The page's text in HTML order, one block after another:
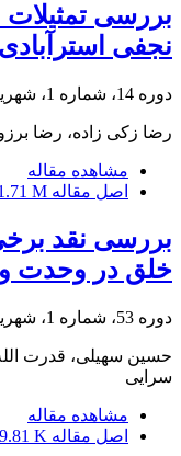
بررسی
نجفی استرآبادی
دوره 14، شماره 1، شهریور 1403، صفحه
رضا زکی زاده، رضا
مشاهده مقاله
اصل مقاله M
بررسی نقد
خلق در وحدت
دوره 53، شماره 1، شهریور 1399، صفحه
حسین سهیلی، قدرت
سرایی
مشاهده مقاله
اصل مقاله K